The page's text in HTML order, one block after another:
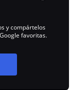
y compártelos
favoritas.